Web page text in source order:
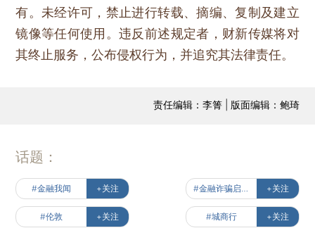
有。未经许可，禁止进行转载、摘编、复制及建立
镜像等任何使用。违反前述规定者，财新传媒将对
其终止服务，公布侵权行为，并追究其法律责任。
责任编辑：李箐 | 版面编辑：鲍琦
话题：
#金融我闻 +关注 #金融诈骗启示录 +关注
#伦敦 +关注 #城商行 +关注